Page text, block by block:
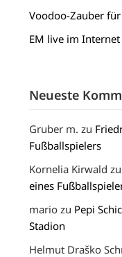
Voodoo-Zauber
EM live im Internet
Neueste
Gruber m. zu
Fußballspielers
Kornelia Kirwald zu
eines
mario zu Pepi
Stadion
Helmut Draško